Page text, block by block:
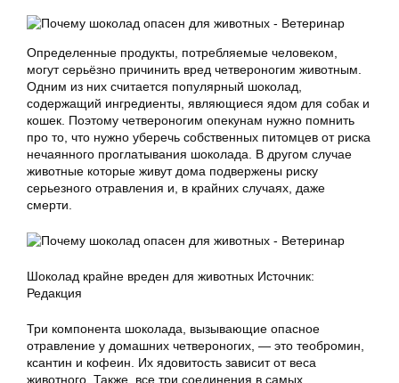
Определенные продукты, потребляемые человеком,
могут серьёзно причинить вред четвероногим животным.
Одним из них считается популярный шоколад,
содержащий ингредиенты, являющиеся ядом для собак и
кошек. Поэтому четвероногим опекунам нужно помнить
про то, что нужно уберечь собственных питомцев от риска
нечаянного проглатывания шоколада. В другом случае
животные которые живут дома подвержены риску
серьезного отравления и, в крайних случаях, даже
смерти.
Шоколад крайне вреден для животных Источник:
Редакция
Три компонента шоколада, вызывающие опасное
отравление у домашних четвероногих, — это теобромин,
ксантин и кофеин. Их ядовитость зависит от веса
животного. Также, все три соединения в самых